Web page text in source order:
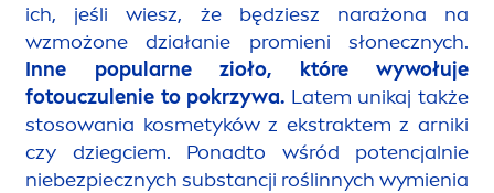
ich, jeśli wiesz, że będziesz narażona na
wzmożone działanie promieni słonecznych.
Inne popularne zioło, które wywołuje
fotouczulenie to pokrzywa. Latem unikaj także
stosowania kosmetyków z ekstraktem z arniki
czy dziegciem. Ponadto wśród potencjalnie
niebezpiecznych substancji roślinnych wymienia